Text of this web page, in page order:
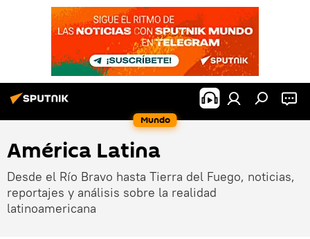
Mundo
América Latina
Desde el Río Bravo hasta Tierra del Fuego, noticias,
reportajes y análisis sobre la realidad
latinoamericana